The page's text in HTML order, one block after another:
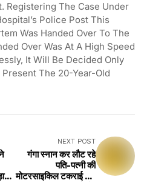
Registering The Case Under
Police Post This
Was Handed Over To The
Over Was At A High Speed
It Will Be Decided Only
The 20-Year-Old
NEXT POST
गंगा स्नान कर लौट रहे
पति-पत्नी की
मोटरसाइकिल टकराई पति